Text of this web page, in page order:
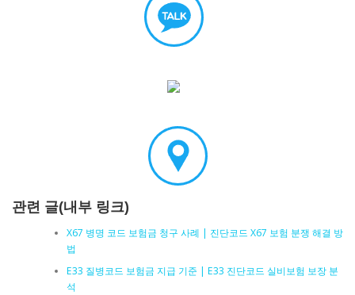
관련 글(내부 링크)
X67 병명 코드 보험금 청구 사례 | 진단코드 X67 보험 분쟁 해결 방
법
E33 질병코드 보험금 지급 기준 | E33 진단코드 실비보험 보장 분
석